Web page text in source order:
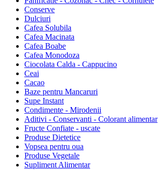
Conserve
Dulciuri
Cafea Solubila
Cafea Macinata
Cafea Boabe
Cafea Monodoza
Ciocolata Calda - Cappucino
Ceai
Cacao
Baze pentru Mancaruri
Supe Instant
Condimente - Mirodenii
Aditivi - Conservanti - Colorant alimentar
Fructe Confiate - uscate
Produse Dietetice
Vopsea pentru oua
Produse Vegetale
Supliment Alimentar